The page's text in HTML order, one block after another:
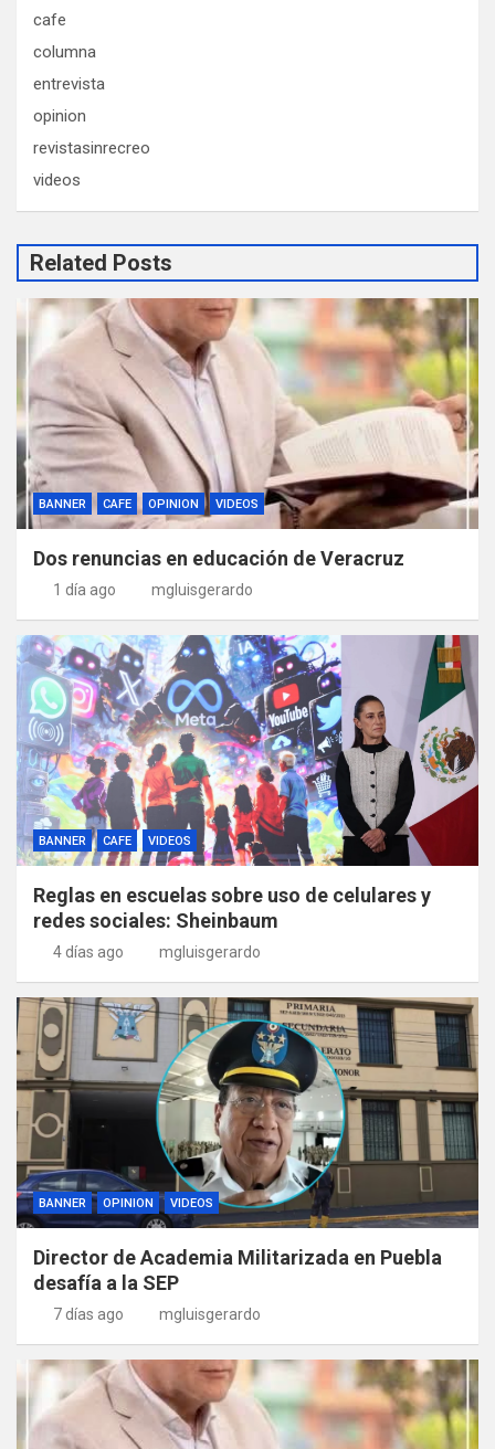
cafe
columna
entrevista
opinion
revistasinrecreo
videos
Related Posts
BANNER CAFE OPINION VIDEOS
Dos renuncias en educación de Veracruz
1 día ago mgluisgerardo
BANNER CAFE VIDEOS
Reglas en escuelas sobre uso de celulares y
redes sociales: Sheinbaum
4 días ago mgluisgerardo
BANNER OPINION VIDEOS
Director de Academia Militarizada en Puebla
desafía a la SEP
7 días ago mgluisgerardo